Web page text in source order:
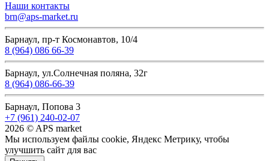
Наши контакты
brn@aps-market.ru
Барнаул, пр-т Космонавтов, 10/4
8 (964) 086 66-39
Барнаул, ул.Солнечная поляна, 32г
8 (964) 086-66-39
Барнаул, Попова 3
+7 (961) 240-02-07
2026 © APS market
Мы используем файлы cookie, Яндекс Метрику, чтобы
улучшить сайт для вас